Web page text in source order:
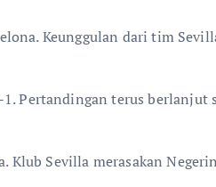
Keunggulan dari tim
Pertandingan terus berlanjut
Klub Sevilla merasakan